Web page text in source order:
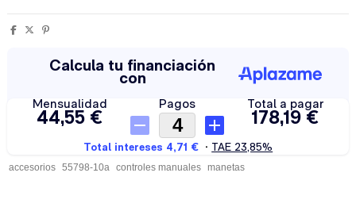
accesorios 55798-10a controles manuales manetas